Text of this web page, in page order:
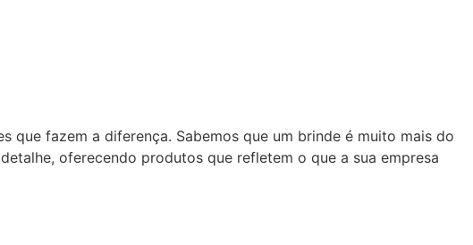
que fazem a diferença. Sabemos que um brinde é muito mais do
oferecendo produtos que refletem o que a sua empresa